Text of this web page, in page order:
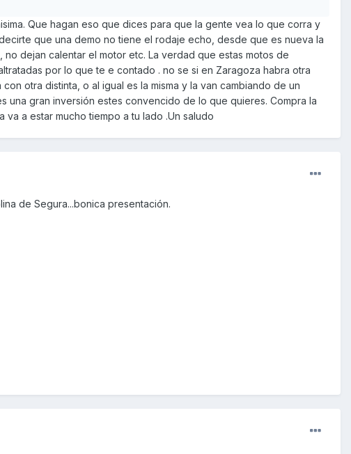
Que hagan eso que dices para que la gente vea lo que corra y
que una demo no tiene el rodaje echo, desde que es nueva la
no dejan calentar el motor etc. La verdad que estas motos de
por lo que te e contado . no se si en Zaragoza habra otra
otra distinta, o al igual es la misma y la van cambiando de un
una gran inversión estes convencido de lo que quieres. Compra la
a estar mucho tiempo a tu lado .Un saludo
de Segura...bonica presentación.